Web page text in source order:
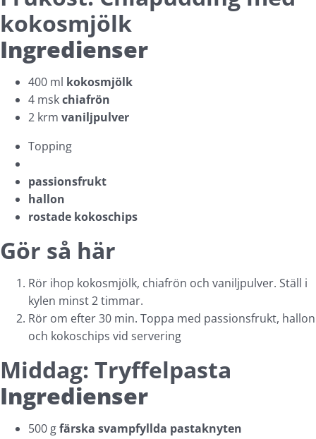
kokosmjölk
Ingredienser
400 ml kokosmjölk
4 mskchiafrön
2 krm vaniljpulver
Topping
passionsfrukt
hallon
rostade kokoschips
Gör så här
Rör ihop kokosmjölk, chiafrön och vaniljpulver. Ställ i
kylen minst 2 timmar.
Rör om efter 30 min. Toppa med passionsfrukt, hallon
och kokoschips vid servering
Middag: Tryffelpasta
Ingredienser
500 gfärska svampfyllda pastaknyten